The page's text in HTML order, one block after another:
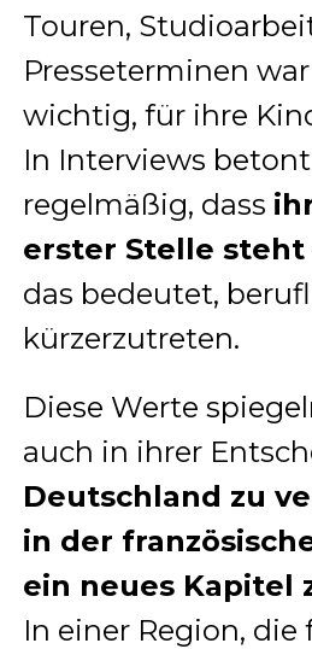
Touren,
Presseterminen
wichtig, für ihre
In Interviews
regelmäßig, dass
erster Stelle steht
das bedeutet,
kürzerzutreten.
Diese Werte
auch in ihrer
Deutschland zu
in der
ein neues Kapitel
In einer Region, die